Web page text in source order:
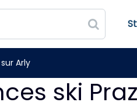
Arly
ski